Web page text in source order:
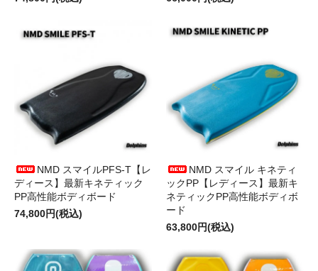
NMD スマイルPFS-T【レ
ディース】最新キネティック
PP高性能ボディボード
74,800円(税込)
NMD スマイル キネティ
ックPP【レディース】最新キ
ネティックPP高性能ボディボ
ード
63,800円(税込)